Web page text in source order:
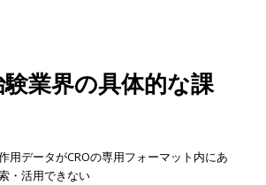
業界の具体的な課
用データがCROの専用フォーマット内にあ
・活用できない